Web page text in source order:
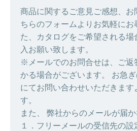
商品に関するご意見ご感想、お
ちらのフォームよりお気軽にお
た、カタログをご希望される
入お願い致します。
※メールでのお問合せは、ご返
かる場合がございます。 お急
にてお問い合わせいただきます
す。
また、 弊社からのメールが届
１．フリーメールの受信先の